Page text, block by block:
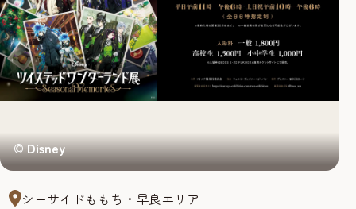
© Disney
シーサイドももち・早良エリア